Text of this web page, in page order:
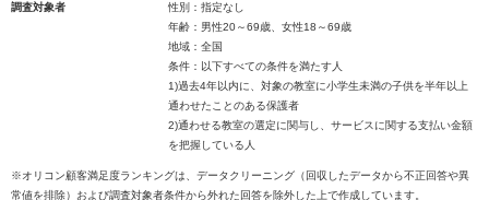
調査対象者
性別：指定なし
年齢：男性20～69歳、女性18～69歳
地域：全国
条件：以下すべての条件を満たす人
1)過去4年以内に、対象の教室に小学生未満の子供を半年以上
通わせたことのある保護者
2)通わせる教室の選定に関与し、サービスに関する支払い金額
を把握している人
※オリコン顧客満足度ランキングは、データクリーニング（回収したデータから不正回答や異
常値を排除）および調査対象者条件から外れた回答を除外した上で作成しています。